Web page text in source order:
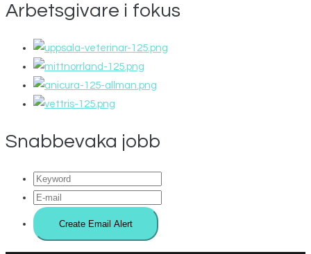
Arbetsgivare i fokus
Snabbevaka jobb